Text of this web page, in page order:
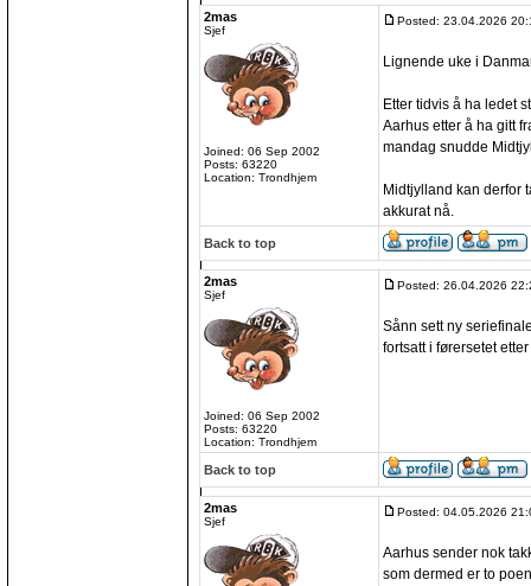
2mas
Sjef
Joined: 06 Sep 2002
Posts: 63220
Location: Trondhjem
Posted: 23.04.2026
Lignende uke i
Etter tidvis å ha ledet
Aarhus etter å ha gitt
mandag snudde
Midtjylland kan derfor
akkurat nå.
Back to top
2mas
Sjef
Joined: 06 Sep 2002
Posts: 63220
Location: Trondhjem
Posted: 26.04.2026
Sånn sett ny
fortsatt i førersetet
Back to top
2mas
Sjef
Posted: 04.05.2026
Aarhus sender nok
som dermed er to